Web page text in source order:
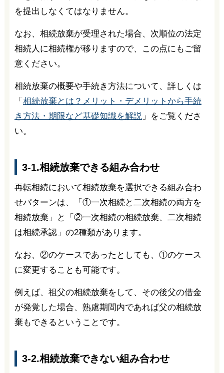
を提出しなくてはなりません。
なお、相続放棄が受理された場合、次順位の法定
相続人に相続権が移りますので、この点にもご留
意ください。
相続放棄の概要や手続き方法について、詳しくは
「 相続放棄とは？メリット・デメリットから手続
き方法・期限など基礎知識を解説」をご覧くださ
い。
3-1.相続放棄できる組み合わせ
再転相続において相続放棄を選択できる組み合わ
せパターンは、「①一次相続と二次相続の両方を
相続放棄」と「②一次相続の相続放棄、二次相続
は相続承認」の2種類があります。
なお、②のケースであったとしても、①のケース
に変更することも可能です。
例えば、祖父の相続放棄をして、その後父の借金
が発覚した場合、熟慮期間内であれば父の相続放
棄もできるということです。
3-2.相続放棄できない組み合わせ